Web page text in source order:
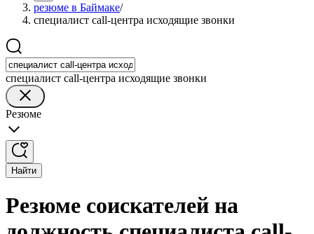
резюме в Баймаке/
специалист call-центра исходящие звонки
специалист call-центра исходящие звонки
Резюме
Найти
Резюме соискателей на